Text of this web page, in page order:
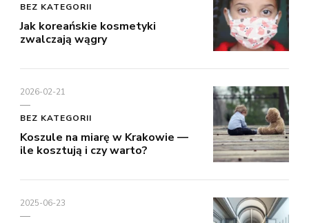
BEZ KATEGORII
Jak koreańskie kosmetyki
zwalczają wągry
2026-02-21
BEZ KATEGORII
Koszule na miarę w Krakowie —
ile kosztują i czy warto?
2025-06-23